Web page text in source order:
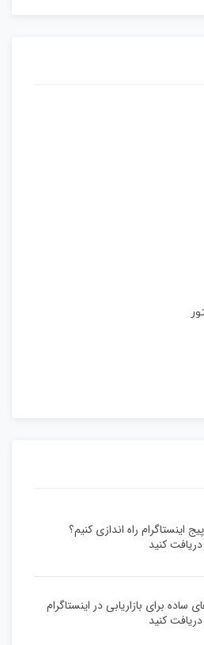
اینستاگرام راه اندازی کنیم؟
دریافت کنید
ساده برای بازاریابی در اینستاگرام
دریافت کنید